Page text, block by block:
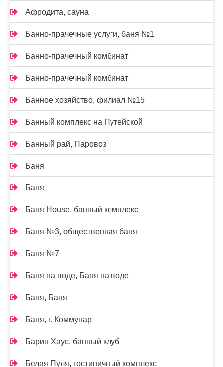
Афродита, сауна
Банно-прачечные услуги, баня №1
Банно-прачечный комбинат
Банно-прачечный комбинат
Банное хозяйство, филиал №15
Банный комплекс на Путейской
Банный рай, Паровоз
Баня
Баня
Баня House, банный комплекс
Баня №3, общественная баня
Баня №7
Баня на воде, Баня на воде
Баня, Баня
Баня, г. Коммунар
Барин Хаус, банный клуб
Белая Пуля, гостиничный комплекс